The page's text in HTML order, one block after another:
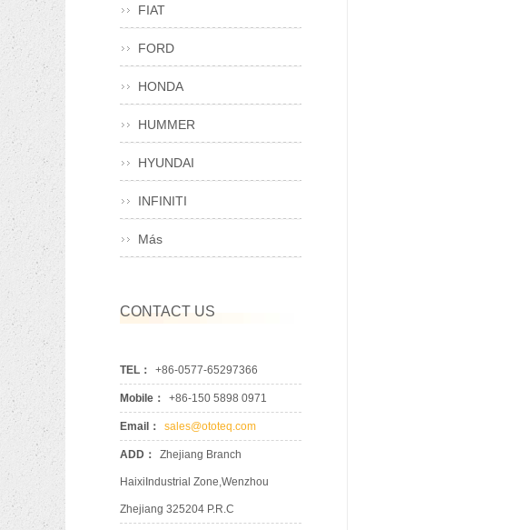
FIAT
FORD
HONDA
HUMMER
HYUNDAI
INFINITI
Más
CONTACT US
TEL： +86-0577-65297366
Mobile： +86-150 5898 0971
Email： sales@ototeq.com
ADD： Zhejiang Branch
HaixiIndustrial Zone,Wenzhou
Zhejiang 325204 P.R.C